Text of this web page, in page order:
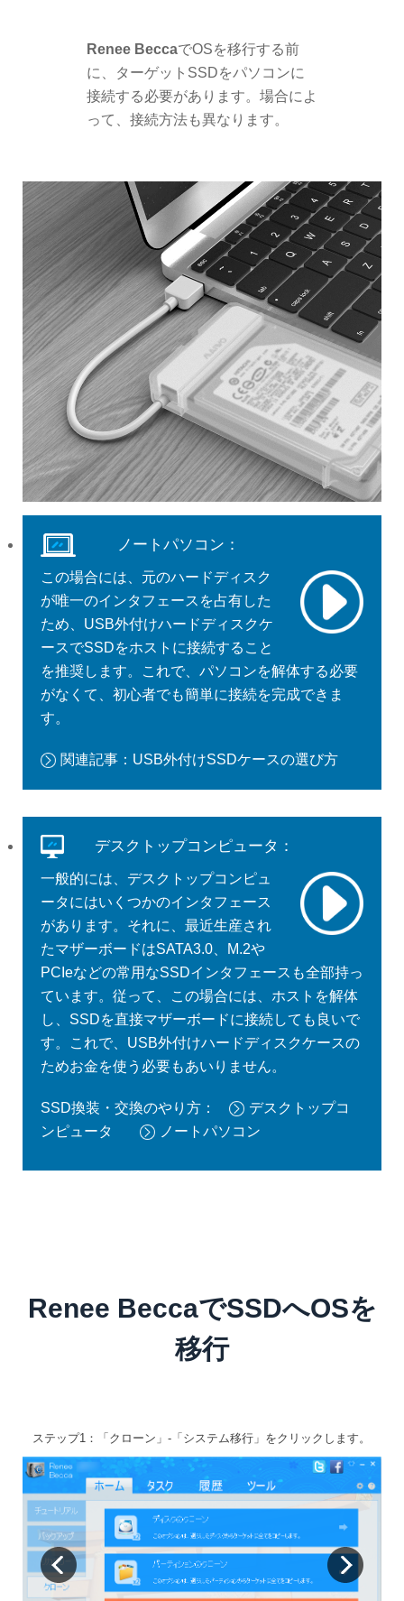
Renee BeccaでOSを移行する前
に、ターゲットSSDをパソコンに
接続する必要があります。場合によ
って、接続方法も異なります。
ノートパソコン：
この場合には、元のハードディスク
が唯一のインタフェースを占有した
ため、USB外付けハードディスクケ
ースでSSDをホストに接続すること
を推奨します。これで、パソコンを解体する必要
がなくて、初心者でも簡単に接続を完成できま
す。
関連記事：USB外付けSSDケースの選び方
デスクトップコンピュータ：
一般的には、デスクトップコンピュ
ータにはいくつかのインタフェース
があります。それに、最近生産され
たマザーボードはSATA3.0、M.2や
PCIeなどの常用なSSDインタフェースも全部持っ
ています。従って、この場合には、ホストを解体
し、SSDを直接マザーボードに接続しても良いで
す。これで、USB外付けハードディスクケースの
ためお金を使う必要もあいりません。
SSD換装・交換のやり方：
デスクトップコ
ンピュータ
ノートパソコン
Renee BeccaでSSDへOSを
移行
ステップ1：「クローン」-「システム移行」をクリックします。